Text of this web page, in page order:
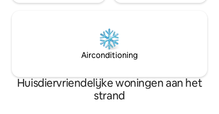
Airconditioning
Huisdiervriendelijke woningen aan het
strand